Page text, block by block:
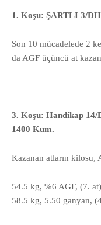
1. Koşu: ŞARTLI 3/
Son 10 mücadelede 2
da AGF üçüncü at
3. Koşu: Handikap 14/
1400 Kum.
Kazanan atların kilosu,
54.5 kg, %6 AGF, (7. at)
58.5 kg, 5.50 ganyan,